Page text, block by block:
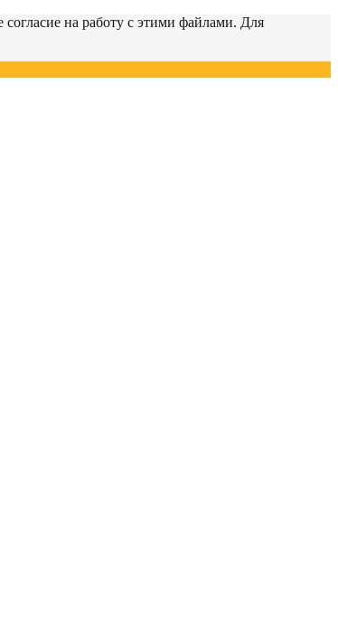
согласие на работу с этими файлами. Для